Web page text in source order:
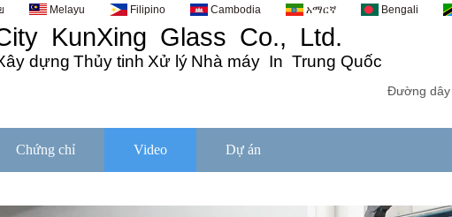
Melayu Filipino Cambodia አማርኛ Bengali
KunXing Glass Co., Ltd.
dựng Thủy tinh Xử lý Nhà máy In Trung Quốc
Đường dây
Chứng chỉ Video Dự án